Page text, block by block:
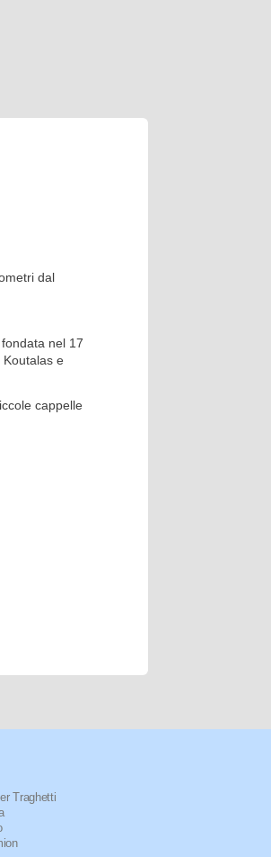
dal
nel 17
Koutalas e
cappelle
Traghetti